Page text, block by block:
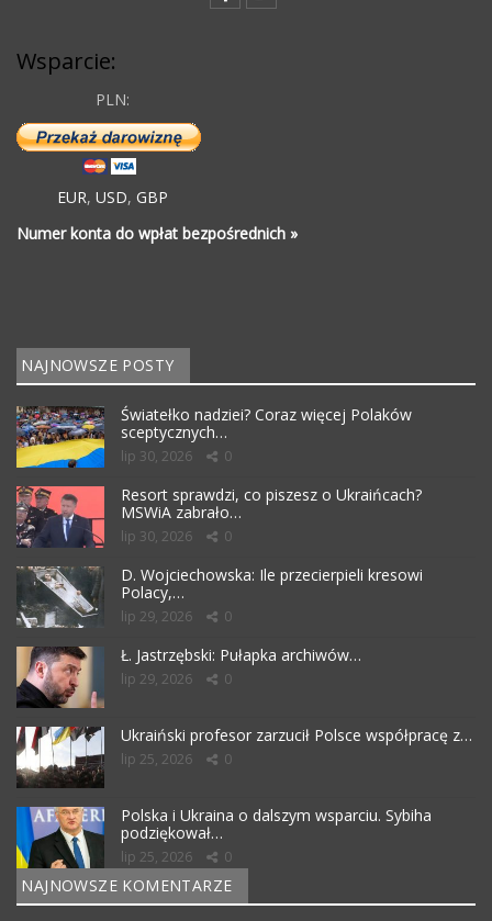
Wsparcie:
PLN:
EUR, USD, GBP
Numer konta do wpłat bezpośrednich »
NAJNOWSZE POSTY
Światełko nadziei? Coraz więcej Polaków
sceptycznych…
lip 30, 2026 0
Resort sprawdzi, co piszesz o Ukraińcach?
MSWiA zabrało…
lip 30, 2026 0
D. Wojciechowska: Ile przecierpieli kresowi
Polacy,…
lip 29, 2026 0
Ł. Jastrzębski: Pułapka archiwów…
lip 29, 2026 0
Ukraiński profesor zarzucił Polsce współpracę z…
lip 25, 2026 0
Polska i Ukraina o dalszym wsparciu. Sybiha
podziękował…
lip 25, 2026 0
NAJNOWSZE KOMENTARZE